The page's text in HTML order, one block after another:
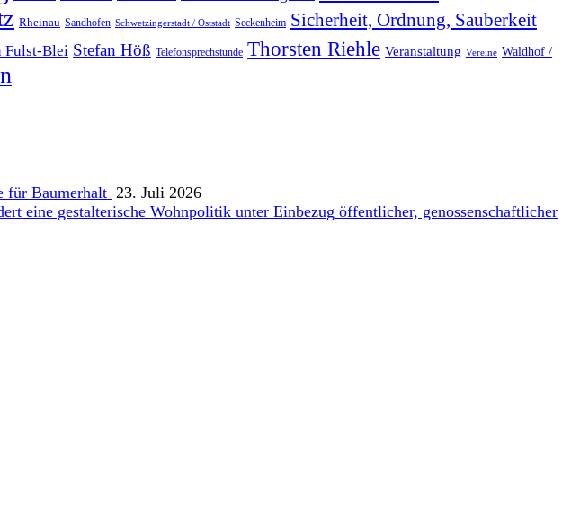
Rheinau Sandhofen Schwetzingerstadt / Oststadt Seckenheim Sicherheit, Ordnung, Sauberkeit
Fulst-Blei Stefan Höß Telefonsprechstunde Thorsten Riehle Veranstaltung Vereine Waldhof /
für Baumerhalt 23. Juli 2026
eine gestalterische Wohnpolitik unter Einbezug öffentlicher, genossenschaftlicher